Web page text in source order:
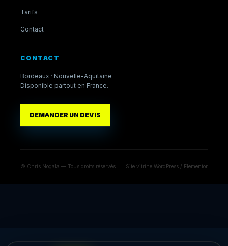
Tarifs
Contact
CONTACT
Bordeaux · Nouvelle-Aquitaine
Disponible partout en France.
DEMANDER UN DEVIS
© Chris Nogala — Tous droits réservés Site vitrine WordPress / Elementor